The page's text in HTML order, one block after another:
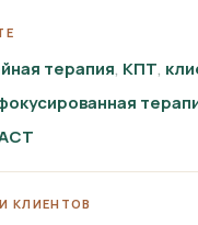
терапия КПТ
КЛИЕНТОВ